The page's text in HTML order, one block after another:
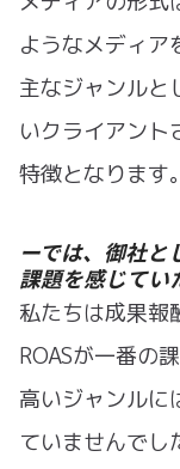
ようなメディア
主なジャンルと
いクライアント
特徴となります。
ーでは、御社と
課題を感じてい
私たちは成果報
ROASが一番の
高いジャンルに
ていませんでし